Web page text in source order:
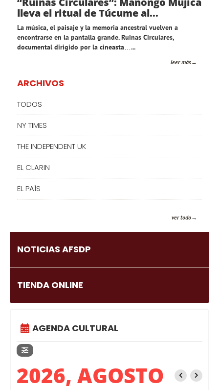
lleva el ritual de Túcume al...
La música, el paisaje y la memoria ancestral vuelven a
encontrarse en la pantalla grande. Ruinas Circulares,
documental dirigido por la cineasta…...
leer más
ARCHIVOS
TODOS
NY TIMES
THE INDEPENDENT UK
EL CLARIN
EL PAÍS
ver todo
NOTICIAS AFSDP
TIENDA ONLINE
AGENDA CULTURAL
2026, AGOSTO